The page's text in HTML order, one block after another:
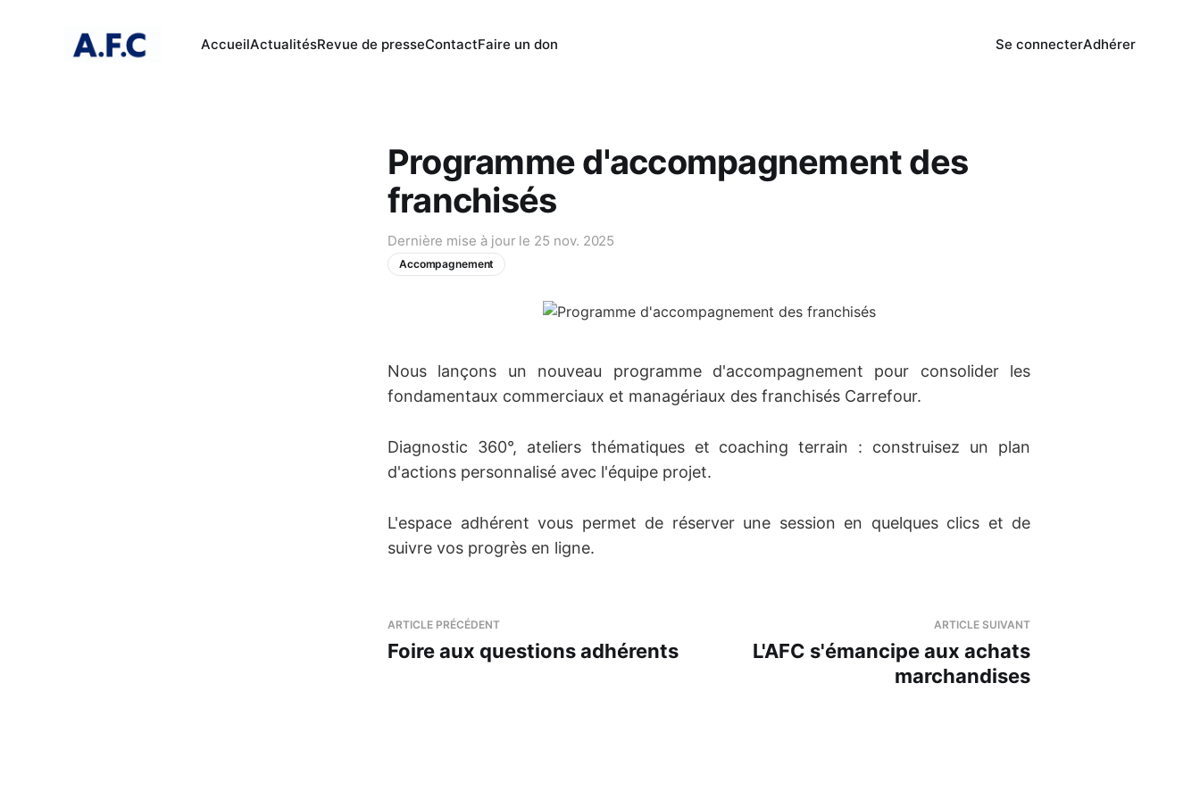
AccueilActualitésRevue de presseContactFaire un don Se connecterAdhérer
Programme d'accompagnement des
franchisés
Dernière mise à jour le 25 nov. 2025
Accompagnement
Nous lançons un nouveau programme d'accompagnement pour consolider les
fondamentaux commerciaux et managériaux des franchisés Carrefour.
Diagnostic 360°, ateliers thématiques et coaching terrain : construisez un plan
d'actions personnalisé avec l'équipe projet.
L'espace adhérent vous permet de réserver une session en quelques clics et de
suivre vos progrès en ligne.
ARTICLE PRÉCÉDENT
Foire aux questions adhérents
ARTICLE SUIVANT
L'AFC s'émancipe aux achats
marchandises